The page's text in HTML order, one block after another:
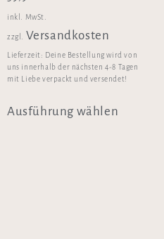
inkl. MwSt.
zzgl. Versandkosten
Lieferzeit: Deine Bestellung wird von
uns innerhalb der nächsten 4-8 Tagen
mit Liebe verpackt und versendet!
Ausführung wählen